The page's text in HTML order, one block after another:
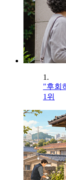
1.
"후회
1위